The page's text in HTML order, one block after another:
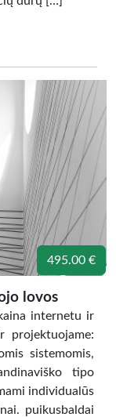
495.00 €
lovos
internetu ir
projektuojame:
sistemomis,
tipo
individualūs
puikusbaldai